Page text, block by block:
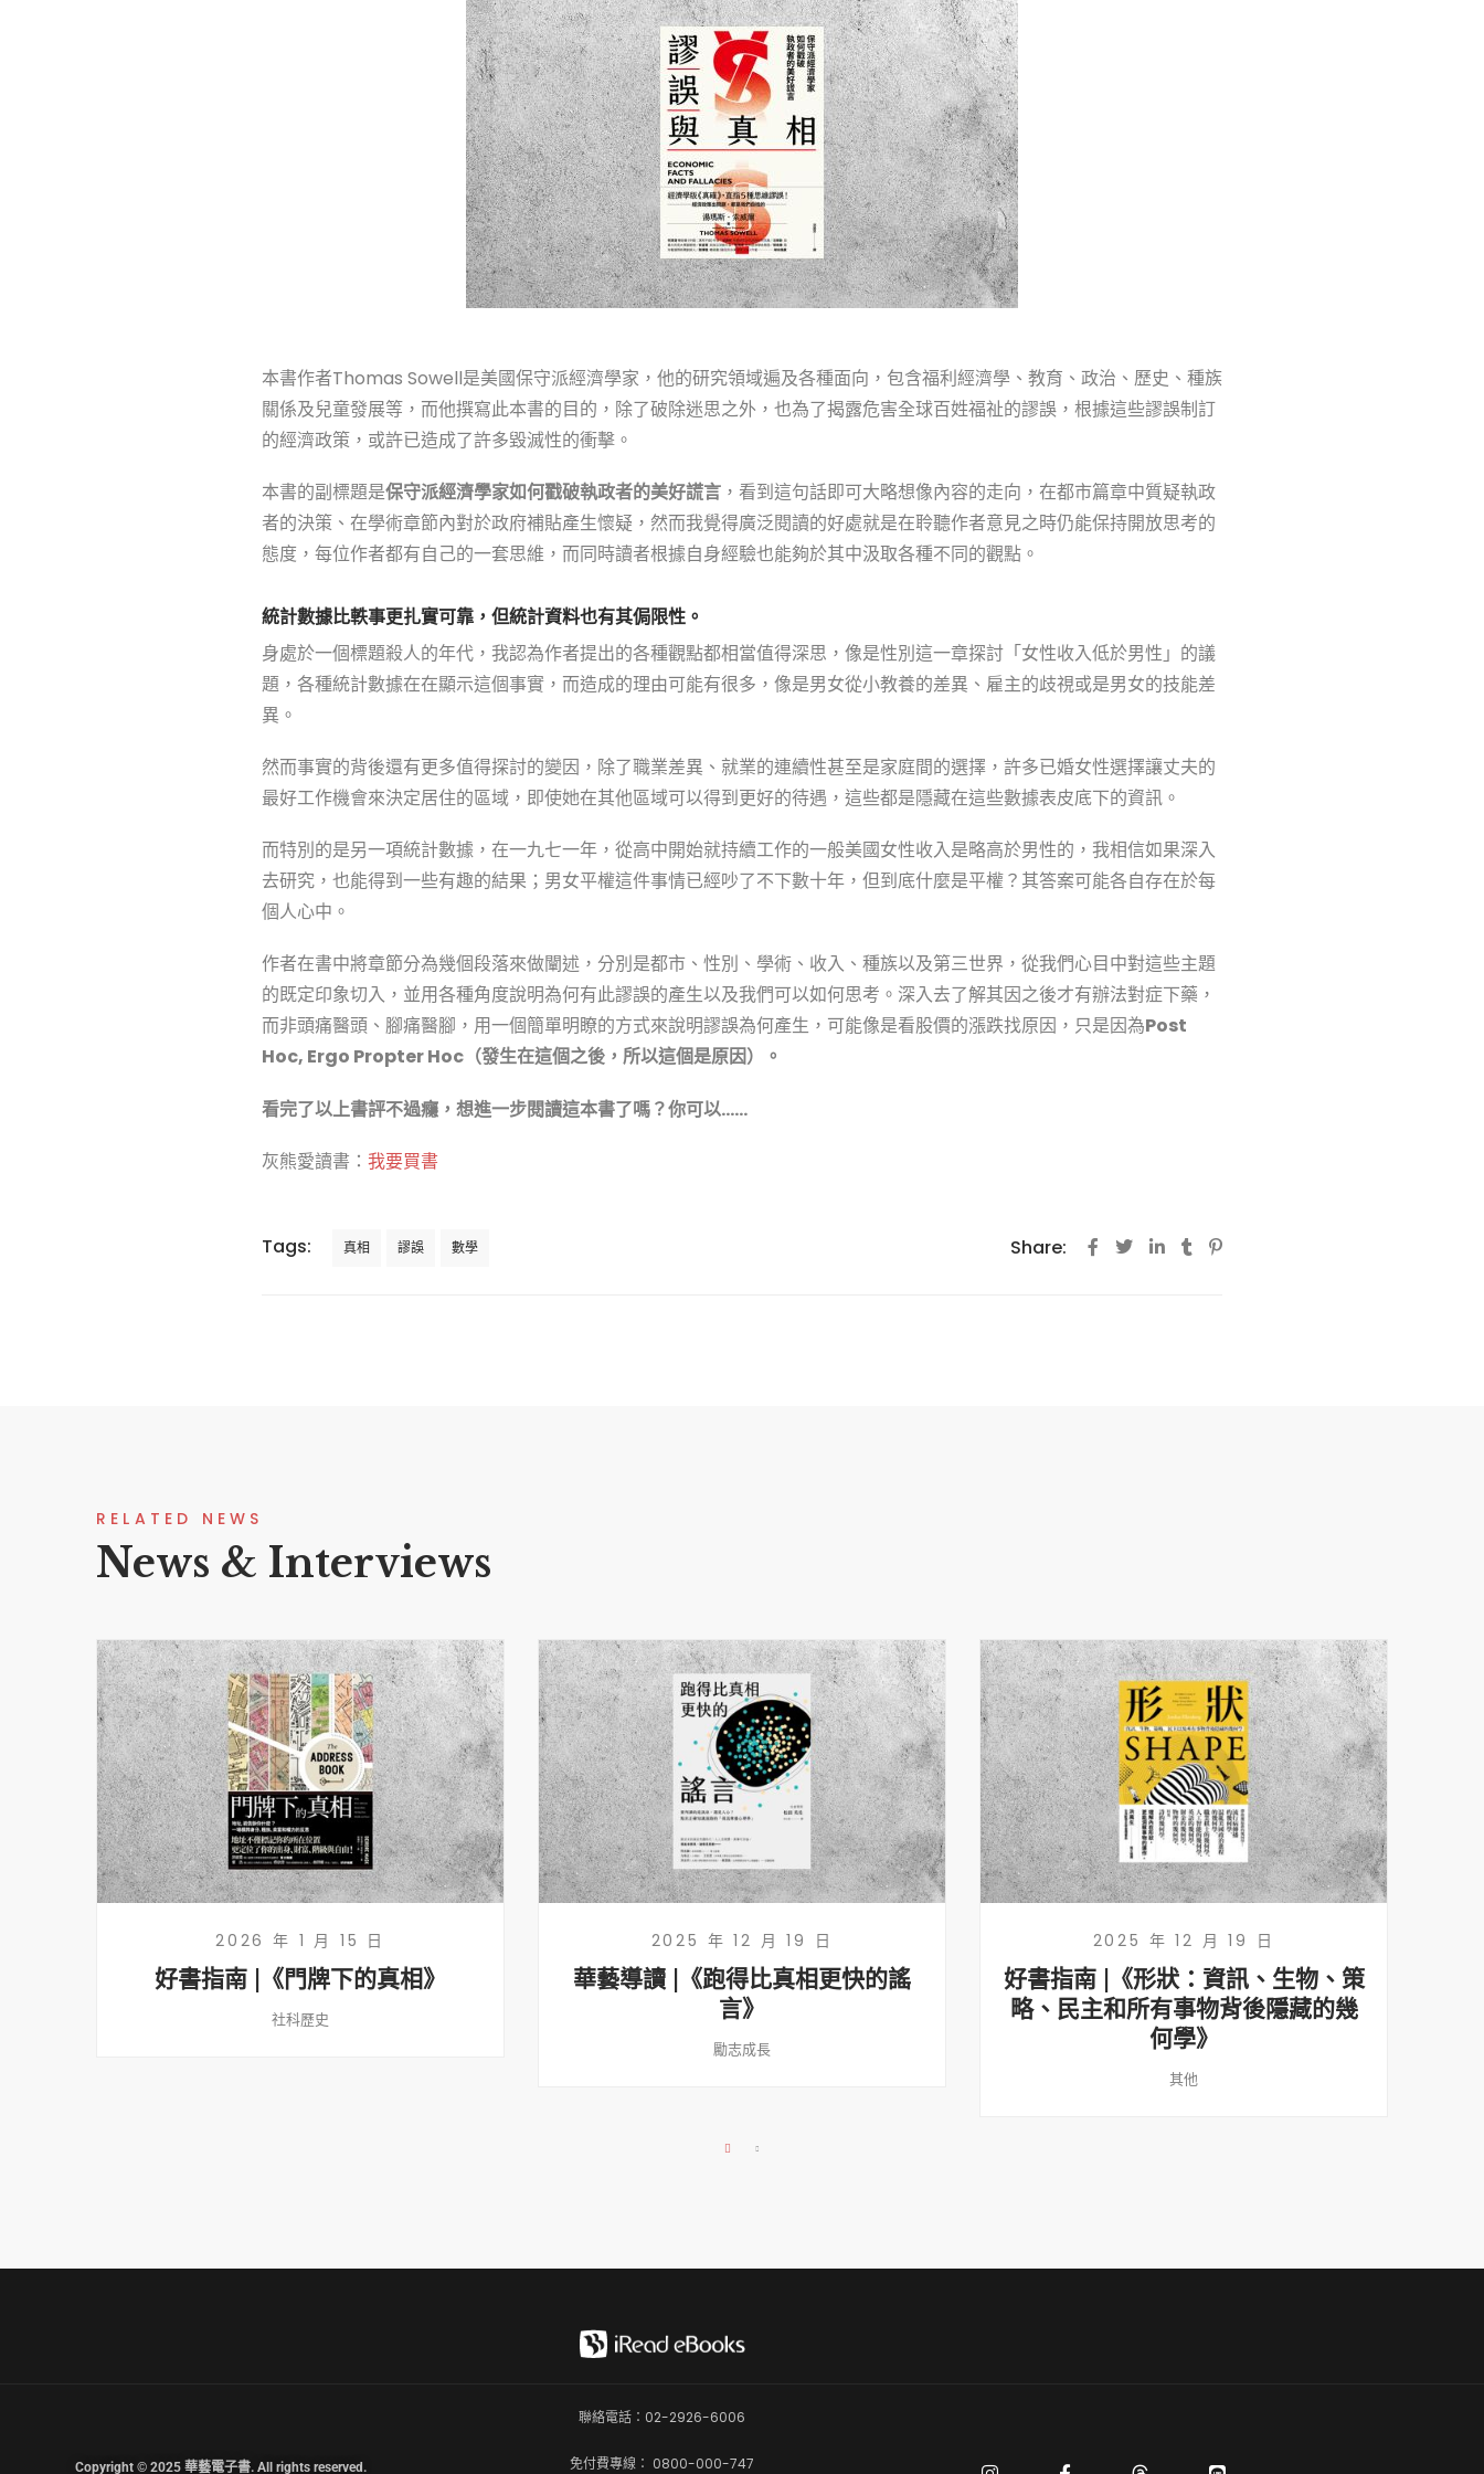
本書作者Thomas Sowell是美國保守派經濟學家，他的研究領域遍及各種面向，包含福利經濟學、教育、政治、歷史、種族
關係及兒童發展等，而他撰寫此本書的目的，除了破除迷思之外，也為了揭露危害全球百姓福祉的謬誤，根據這些謬誤制訂
的經濟政策，或許已造成了許多毀滅性的衝擊。
本書的副標題是保守派經濟學家如何戳破執政者的美好謊言 ，看到這句話即可大略想像內容的走向，在都市篇章中質疑執政
者的決策、在學術章節內對於政府補貼產生懷疑，然而我覺得廣泛閱讀的好處就是在聆聽作者意見之時仍能保持開放思考的
態度，每位作者都有自己的一套思維，而同時讀者根據自身經驗也能夠於其中汲取各種不同的觀點。
統計數據比軼事更扎實可靠，但統計資料也有其侷限性。
身處於一個標題殺人的年代，我認為作者提出的各種觀點都相當值得深思，像是性別這一章探討「女性收入低於男性」的議
題，各種統計數據在在顯示這個事實，而造成的理由可能有很多，像是男女從小教養的差異、雇主的歧視或是男女的技能差
異。
然而事實的背後還有更多值得探討的變因，除了職業差異、就業的連續性甚至是家庭間的選擇，許多已婚女性選擇讓丈夫的
最好工作機會來決定居住的區域，即使她在其他區域可以得到更好的待遇，這些都是隱藏在這些數據表皮底下的資訊。
而特別的是另一項統計數據，在一九七一年，從高中開始就持續工作的一般美國女性收入是略高於男性的，我相信如果深入
去研究，也能得到一些有趣的結果；男女平權這件事情已經吵了不下數十年，但到底什麼是平權？其答案可能各自存在於每
個人心中。
作者在書中將章節分為幾個段落來做闡述，分別是都市、性別、學術、收入、種族以及第三世界，從我們心目中對這些主題
的既定印象切入，並用各種角度說明為何有此謬誤的產生以及我們可以如何思考。深入去了解其因之後才有辦法對症下藥，
而非頭痛醫頭、腳痛醫腳，用一個簡單明瞭的方式來說明謬誤為何產生，可能像是看股價的漲跌找原因，只是因為Post
Hoc, Ergo Propter Hoc（發生在這個之後，所以這個是原因）。
看完了以上書評不過癮，想進一步閱讀這本書了嗎？你可以……
灰熊愛讀書： 我要買書
Tags: 真相 謬誤 數學 Share:
RELATED NEWS
News & Interviews
2026 年 1 月 15 日
好書指南 |《門牌下的真相》
社科歷史
2025 年 12 月 19 日
華藝導讀 |《跑得比真相更快的謠
言》
勵志成長
2025 年 12 月 19 日
好書指南 |《形狀：資訊、生物、策
略、民主和所有事物背後隱藏的幾
何學》
其他
聯絡電話：02-2926-6006
免付費專線： 0800-000-747
Copyright © 2025 華藝電子書. All rights reserved.